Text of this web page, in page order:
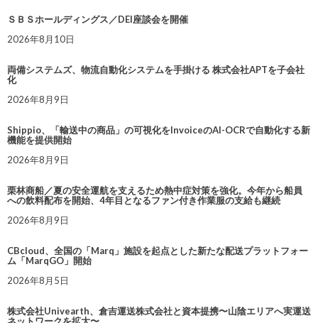
ＳＢＳホールディングス／DEI座談会を開催
2026年8月10日
両備システムズ、物流自動化システムを手掛ける 株式会社APTを子会社
化
2026年8月9日
Shippio、「輸送中の商品」の可視化をInvoiceのAI-OCRで自動化する新
機能を提供開始
2026年8月9日
栗林商船／夏の安全運航を支えるため熱中症対策を強化。今年から船員
への飲料配布を開始、4年目となるファン付き作業服の支給も継続
2026年8月9日
CBcloud、全国の「Marq」施設を起点とした新たな配送プラットフォー
ム「MarqGO」開始
2026年8月5日
株式会社Univearth、倉吉運送株式会社と資本提携〜山陰エリアへ実運送